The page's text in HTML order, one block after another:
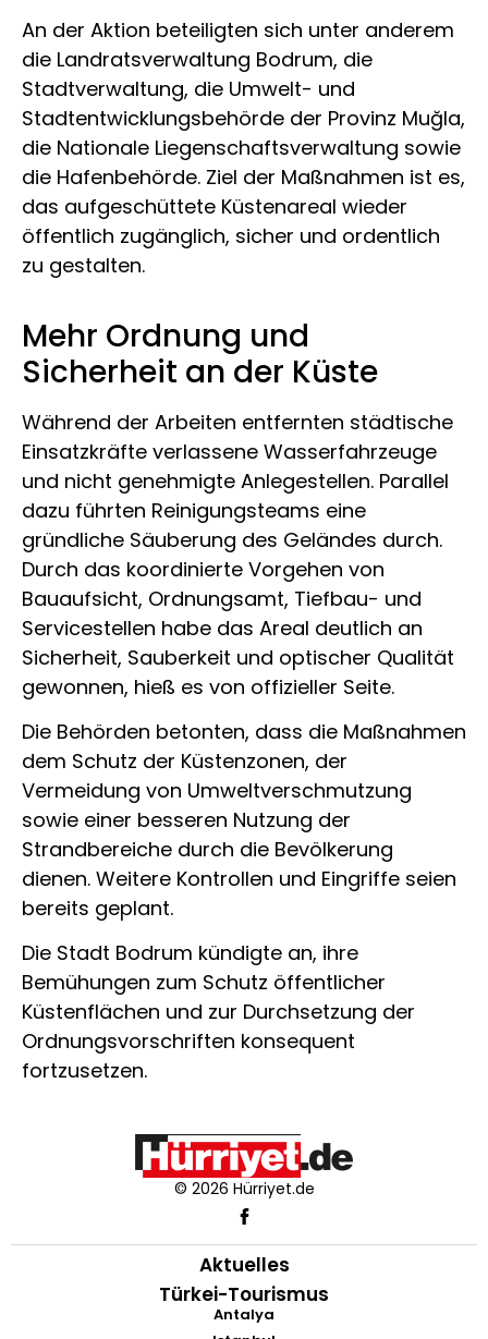
An der Aktion beteiligten sich unter anderem
die Landratsverwaltung Bodrum, die
Stadtverwaltung, die Umwelt- und
Stadtentwicklungsbehörde der Provinz Muğla,
die Nationale Liegenschaftsverwaltung sowie
die Hafenbehörde. Ziel der Maßnahmen ist es,
das aufgeschüttete Küstenareal wieder
öffentlich zugänglich, sicher und ordentlich
zu gestalten.
Mehr Ordnung und
Sicherheit an der Küste
Während der Arbeiten entfernten städtische
Einsatzkräfte verlassene Wasserfahrzeuge
und nicht genehmigte Anlegestellen. Parallel
dazu führten Reinigungsteams eine
gründliche Säuberung des Geländes durch.
Durch das koordinierte Vorgehen von
Bauaufsicht, Ordnungsamt, Tiefbau- und
Servicestellen habe das Areal deutlich an
Sicherheit, Sauberkeit und optischer Qualität
gewonnen, hieß es von offizieller Seite.
Die Behörden betonten, dass die Maßnahmen
dem Schutz der Küstenzonen, der
Vermeidung von Umweltverschmutzung
sowie einer besseren Nutzung der
Strandbereiche durch die Bevölkerung
dienen. Weitere Kontrollen und Eingriffe seien
bereits geplant.
Die Stadt Bodrum kündigte an, ihre
Bemühungen zum Schutz öffentlicher
Küstenflächen und zur Durchsetzung der
Ordnungsvorschriften konsequent
fortzusetzen.
© 2026 Hürriyet.de
Aktuelles
Türkei-Tourismus
Antalya